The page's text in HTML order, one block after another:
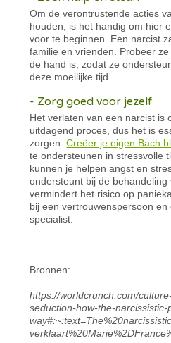
Om de verontrustende acties
houden, is het handig om hier
voor te beginnen. Een narcist
familie en vrienden. Probeer
de hand is, zodat ze
deze moeilijke tijd.
- Zorg goed voor jezelf
Het verlaten van een narcist is
uitdagend proces, dus het is
zorgen.Creëer je eigen Bach
te ondersteunen in stressvolle
kunnen je helpen angst en
ondersteunt bij de
vermindert het risico op
bij een vertrouwenspersoon en
specialist.
Bronnen:
https://worldcrunch.com/
seduction-how-the-